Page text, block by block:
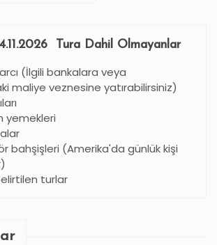
Tura Dahil Olmayanlar
(İlgili bankalara veya
maliye veznesine yatırabilirsiniz)
yemekleri
bahşişleri (Amerika'da günlük kişi
turlar